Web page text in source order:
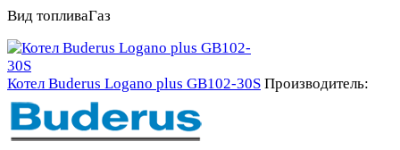
Вид топливаГаз
Котел Buderus Logano plus GB102-30S Производитель: